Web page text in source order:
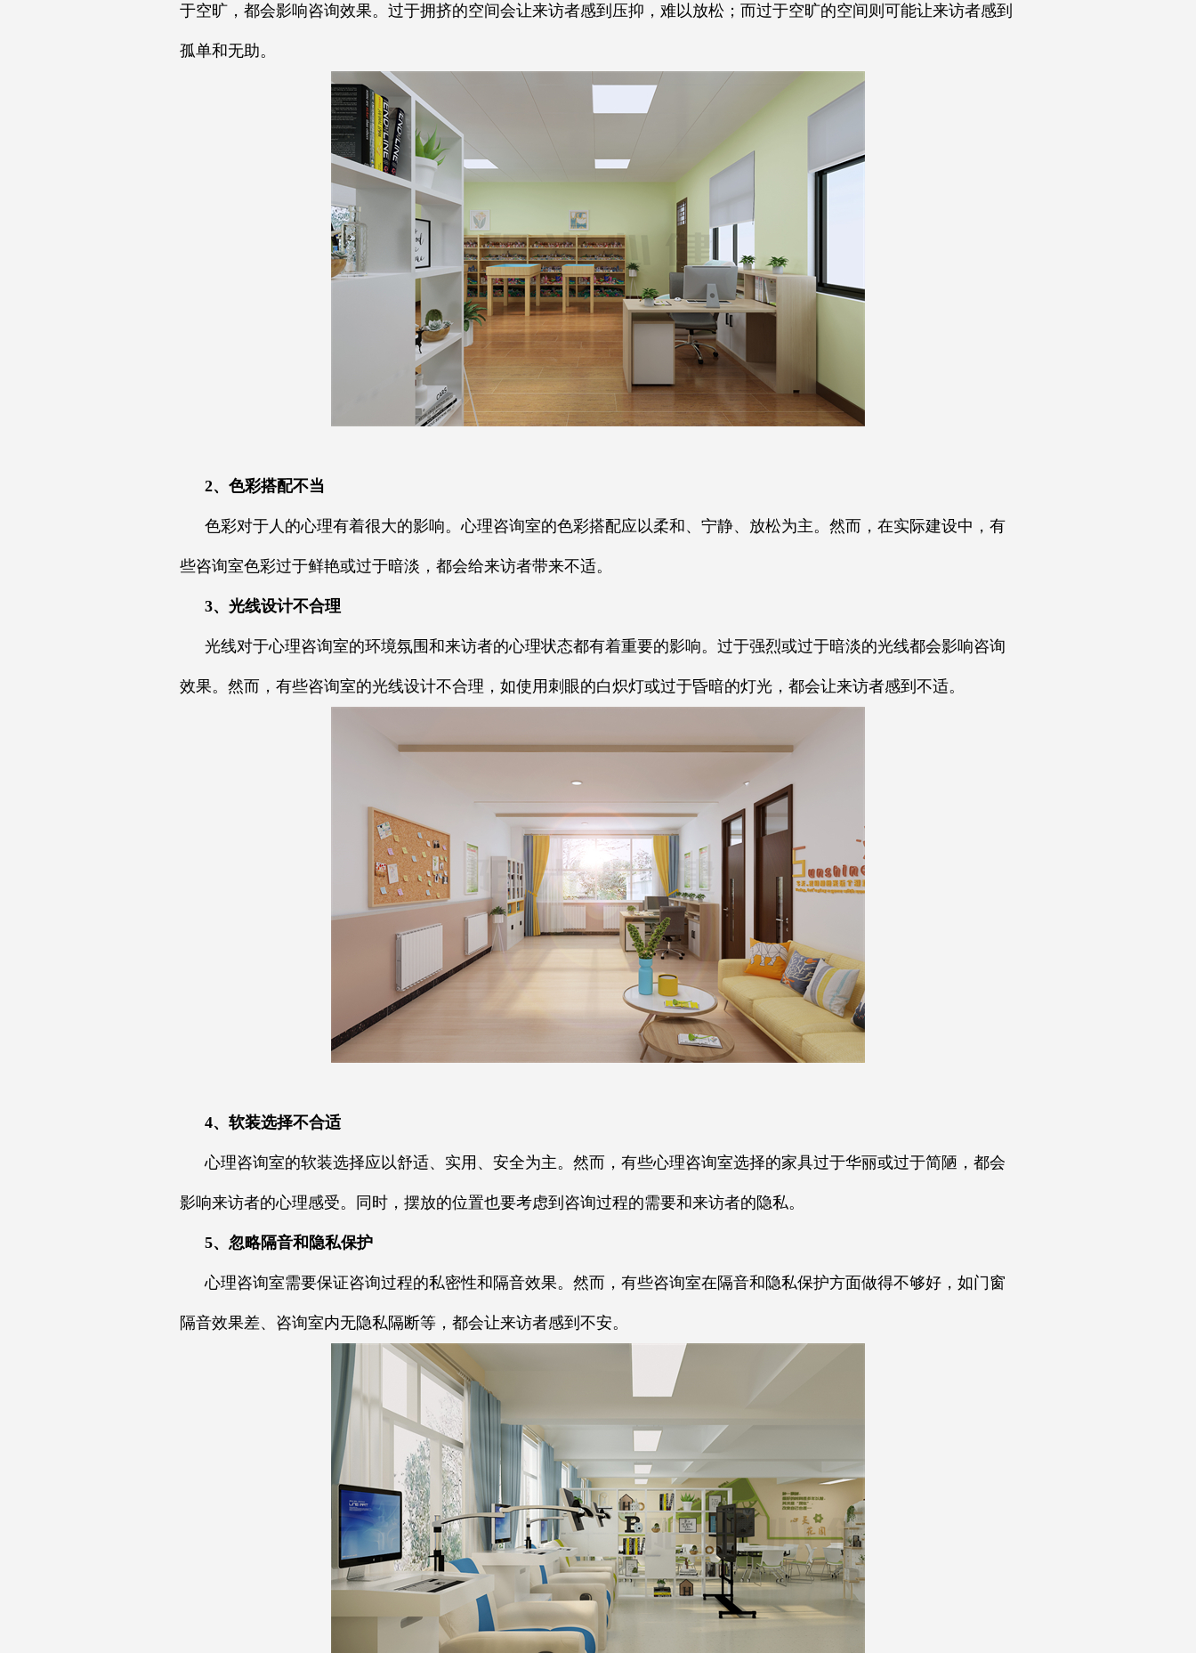
于空旷，都会影响咨询效果。过于拥挤的空间会让来访者感到压抑，难以放松；而过于空旷的空间则可能让来访者感到
孤单和无助。
2、色彩搭配不当
色彩对于人的心理有着很大的影响。心理咨询室的色彩搭配应以柔和、宁静、放松为主。然而，在实际建设中，有
些咨询室色彩过于鲜艳或过于暗淡，都会给来访者带来不适。
3、光线设计不合理
光线对于心理咨询室的环境氛围和来访者的心理状态都有着重要的影响。过于强烈或过于暗淡的光线都会影响咨询
效果。然而，有些咨询室的光线设计不合理，如使用刺眼的白炽灯或过于昏暗的灯光，都会让来访者感到不适。
4、软装选择不合适
心理咨询室的软装选择应以舒适、实用、安全为主。然而，有些心理咨询室选择的家具过于华丽或过于简陋，都会
影响来访者的心理感受。同时，摆放的位置也要考虑到咨询过程的需要和来访者的隐私。
5、忽略隔音和隐私保护
心理咨询室需要保证咨询过程的私密性和隔音效果。然而，有些咨询室在隔音和隐私保护方面做得不够好，如门窗
隔音效果差、咨询室内无隐私隔断等，都会让来访者感到不安。